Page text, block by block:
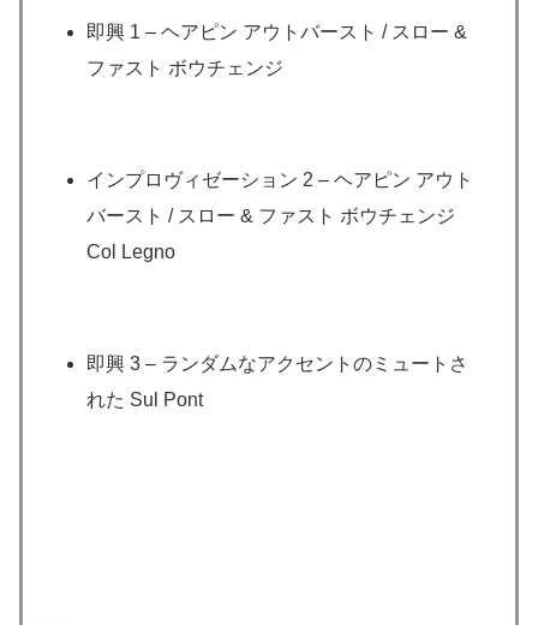
即興 1 – ヘアピン アウトバースト / スロー &
ファスト ボウチェンジ
インプロヴィゼーション 2 – ヘアピン アウト
バースト / スロー & ファスト ボウチェンジ
Col Legno
即興 3 – ランダムなアクセントのミュートさ
れた Sul Pont